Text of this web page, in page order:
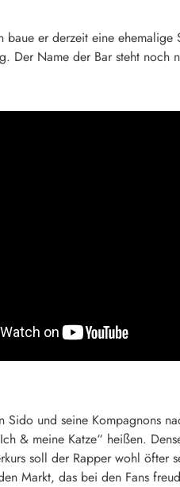
baue er derzeit eine
Der Name der Bar steht noch
Sido und seine Kompagnons
& meine Katze“ heißen.
soll der Rapper wohl öfter
Markt, das bei den Fans